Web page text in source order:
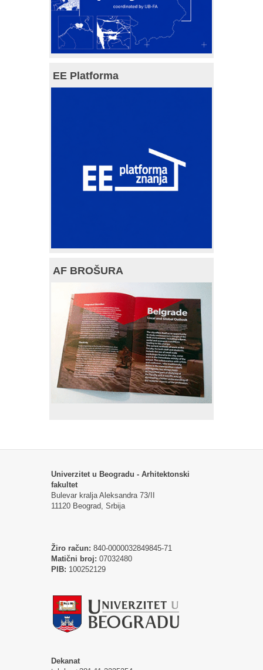
EE Platforma
AF BROŠURA
Univerzitet u Beogradu - Arhitektonski
fakultet
Bulevar kralja Aleksandra 73/II
11120 Beograd, Srbija
Žiro račun: 840-0000032849845-71
Matični broj: 07032480
PIB: 100252129
Dekanat